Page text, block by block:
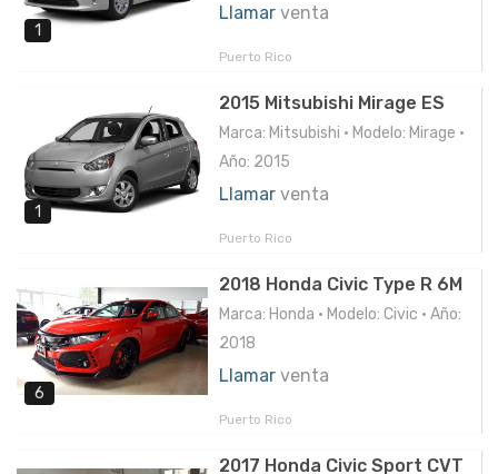
1
Llamar venta
Puerto Rico
1
2015 Mitsubishi Mirage ES
Marca: Mitsubishi • Modelo: Mirage •
Año: 2015
Llamar venta
Puerto Rico
6
2018 Honda Civic Type R 6M
Marca: Honda • Modelo: Civic • Año:
2018
Llamar venta
Puerto Rico
2017 Honda Civic Sport CVT